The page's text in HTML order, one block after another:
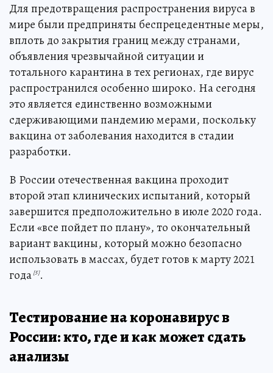
Для предотвращения распространения вируса в
мире были предприняты беспрецедентные меры,
вплоть до закрытия границ между странами,
объявления чрезвычайной ситуации и
тотального карантина в тех регионах, где вирус
распространился особенно широко. На сегодня
это является единственно возможными
сдерживающими пандемию мерами, поскольку
вакцина от заболевания находится в стадии
разработки.
В России отечественная вакцина проходит
второй этап клинических испытаний, который
завершится предположительно в июле 2020 года.
Если «все пойдет по плану», то окончательный
вариант вакцины, который можно безопасно
использовать в массах, будет готов к марту 2021
года [5].
Тестирование на коронавирус в
России: кто, где и как может сдать
анализы